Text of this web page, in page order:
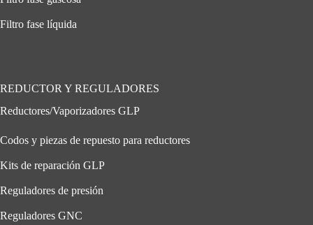
Filtro fase líquida
REDUCTOR Y REGULADORES
Reductores/Vaporizadores GLP
Codos y piezas de repuesto para reductores
Kits de reparación GLP
Reguladores de presión
Reguladores GNC